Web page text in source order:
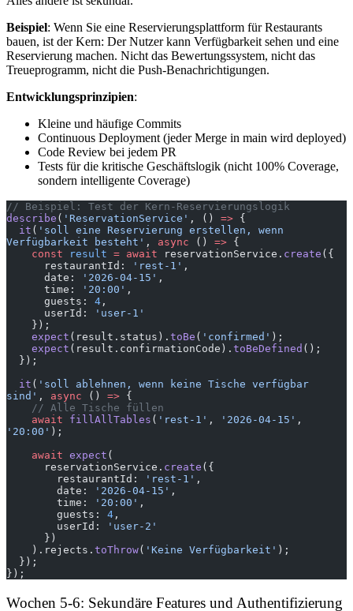
Beispiel: Wenn Sie eine Reservierungsplattform für Restaurants
bauen, ist der Kern: Der Nutzer kann Verfügbarkeit sehen und eine
Reservierung machen. Nicht das Bewertungssystem, nicht das
Treueprogramm, nicht die Push-Benachrichtigungen.
Entwicklungsprinzipien:
Kleine und häufige Commits
Continuous Deployment (jeder Merge in main wird deployed)
Code Review bei jedem PR
Tests für die kritische Geschäftslogik (nicht 100% Coverage,
sondern intelligente Coverage)
// Beispiel: Test der Kern-Reservierungslogik
describe ( 'ReservationService' , () => {
  it
( 'soll eine Reservierung erstellen, wenn
Verfügbarkeit besteht' , async () => {
    const
result = await reservationService. create ({
      restaurantId:
'rest-1' ,
      date:
'2026-04-15' ,
      time:
'20:00' ,
      guests:
4 ,
      userId:
'user-1'
    });
    expect
(result.status). toBe ( 'confirmed' );
    expect
(result.confirmationCode). toBeDefined ();
  });
  it
( 'soll ablehnen, wenn keine Tische verfügbar
sind' , async () => {
    // Alle Tische füllen
    await
fillAllTables ( 'rest-1' , '2026-04-15'
'20:00' );
    await
expect (
      reservationService.
create ({
        restaurantId:
'rest-1' ,
        date:
'2026-04-15' ,
        time:
'20:00' ,
        guests:
4 ,
        userId:
'user-2'
      })
    ).rejects.
toThrow( 'Keine Verfügbarkeit' );
  });
});
Wochen 5-6: Sekundäre Features und Authentifizierung